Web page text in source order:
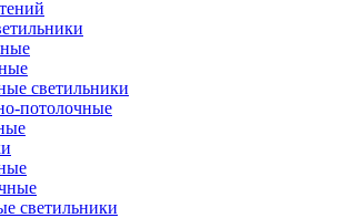
светильники
потолочные
светильники